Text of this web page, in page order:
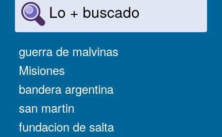
Lo + buscado
guerra de malvinas
Misiones
bandera argentina
san martin
fundacion de salta